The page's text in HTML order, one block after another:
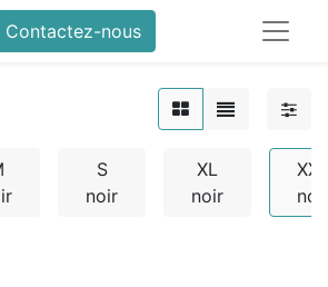
Contactez-nous
S
noir
XL
noir
XXL
noir